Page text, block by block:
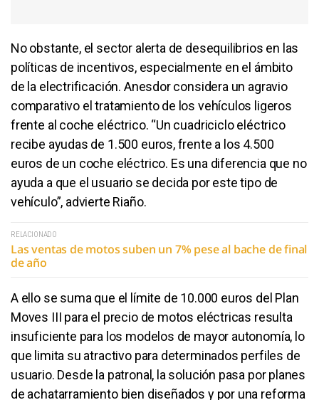
No obstante, el sector alerta de desequilibrios en las
políticas de incentivos, especialmente en el ámbito
de la electrificación. Anesdor considera un agravio
comparativo el tratamiento de los vehículos ligeros
frente al coche eléctrico. “Un cuadriciclo eléctrico
recibe ayudas de 1.500 euros, frente a los 4.500
euros de un coche eléctrico. Es una diferencia que no
ayuda a que el usuario se decida por este tipo de
vehículo”, advierte Riaño.
RELACIONADO
Las ventas de motos suben un 7% pese al bache de final
de año
A ello se suma que el límite de 10.000 euros del Plan
Moves III para el precio de motos eléctricas resulta
insuficiente para los modelos de mayor autonomía, lo
que limita su atractivo para determinados perfiles de
usuario. Desde la patronal, la solución pasa por planes
de achatarramiento bien diseñados y por una reforma